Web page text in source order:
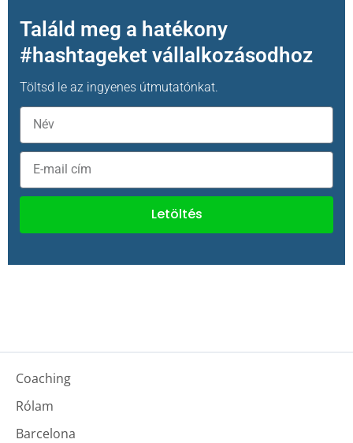
Találd meg a hatékony
#hashtageket vállalkozásodhoz
Töltsd le az ingyenes útmutatónkat.
Letöltés
Coaching
Rólam
Barcelona